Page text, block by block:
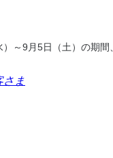
～9月5日（土）の期
さま